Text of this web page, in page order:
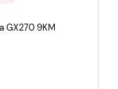
GX270 9KM